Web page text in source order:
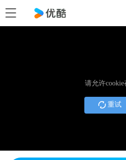
请允许cookie
重试